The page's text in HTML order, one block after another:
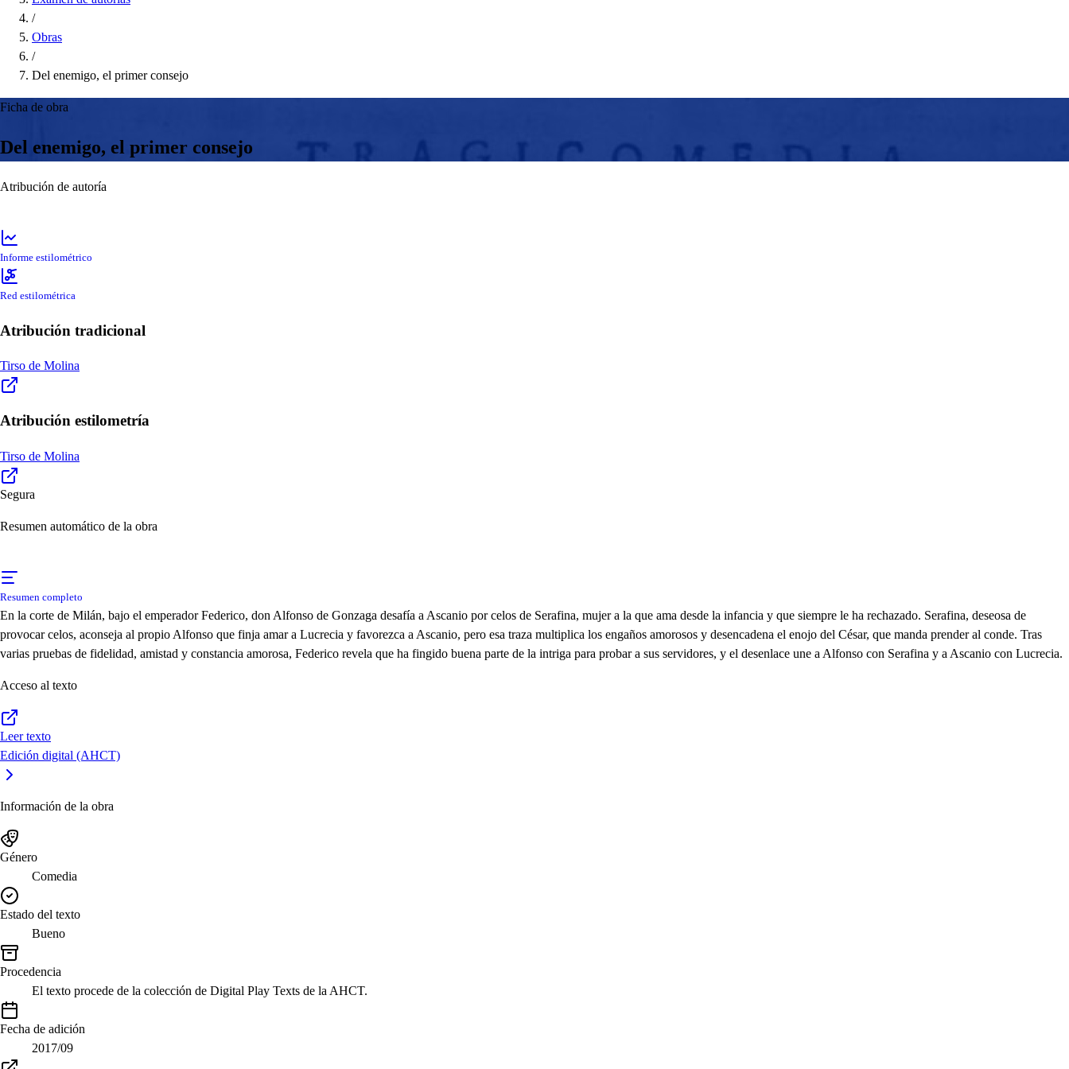
/
Obras
/
Del enemigo, el primer consejo
Ficha de obra
Del enemigo, el primer consejo
Atribución de autoría
Informe estilométrico
Red estilométrica
Atribución tradicional
Tirso de Molina
Atribución estilometría
Tirso de Molina
Segura
Resumen automático de la obra
Resumen completo
En la corte de Milán, bajo el emperador Federico, don Alfonso de Gonzaga desafía a Ascanio por celos de Serafina, mujer a la que ama desde la infancia y que siempre le ha rechazado. Serafina, deseosa de
provocar celos, aconseja al propio Alfonso que finja amar a Lucrecia y favorezca a Ascanio, pero esa traza multiplica los engaños amorosos y desencadena el enojo del César, que manda prender al conde. Tras
varias pruebas de fidelidad, amistad y constancia amorosa, Federico revela que ha fingido buena parte de la intriga para probar a sus servidores, y el desenlace une a Alfonso con Serafina y a Ascanio con Lucrecia.
Acceso al texto
Leer texto
Edición digital (AHCT)
Información de la obra
Género
Comedia
Estado del texto
Bueno
Procedencia
El texto procede de la colección de Digital Play Texts de la AHCT.
Fecha de adición
2017/09